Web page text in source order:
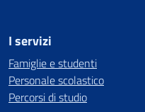
I servizi
Famiglie e studenti
Personale scolastico
Percorsi di studio